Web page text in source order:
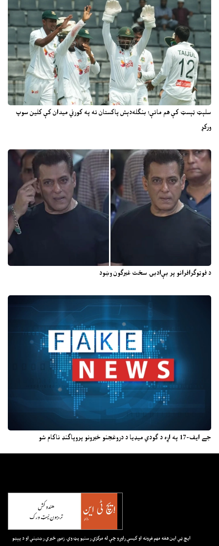
سلېټ ټېسټ کې هم ماتې؛ بنګله‌دېش پاکستان ته په کورني میدان کې کلین سوپ
ورکړ
د فوټوګرافرانو پر بې‌ادبۍ سخت غبرګون وښود
جے ایف-17 په اړه د ګودي میډیا د دروغجنو خبرونو پروپاګنډ ناکام شو
ايچ ټي اين هغه مهم غږونه او کيسې راوړو چې له مرکزي رسنيو پټ وي. زموږ خبري رښتيني او د پېښو